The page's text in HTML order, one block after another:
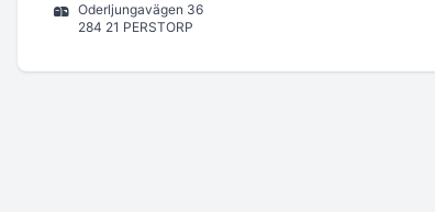
Oderljungavägen 36
284 21 PERSTORP